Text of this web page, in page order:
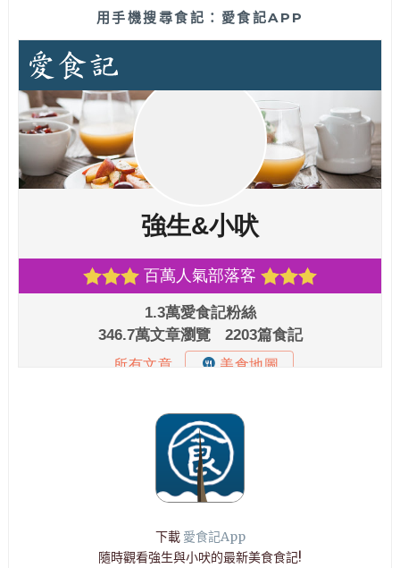
用手機搜尋食記：愛食記APP
下載 愛食記App
隨時觀看強生與小吠的最新美食食記!